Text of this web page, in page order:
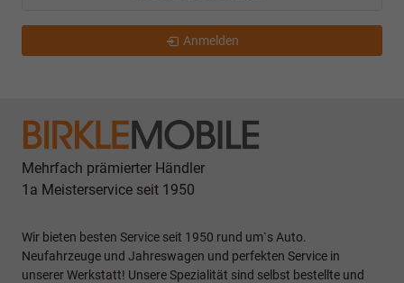
Anmelden
Mehrfach prämierter Händler
1a Meisterservice seit 1950
Wir bieten besten Service seit 1950 rund um`s Auto.
Neufahrzeuge und Jahreswagen und perfekten Service in
unserer Werkstatt! Unsere Spezialität sind selbst bestellte und